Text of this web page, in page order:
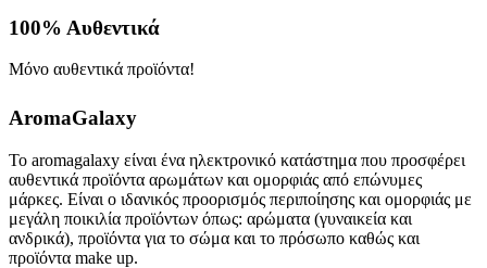
100% Αυθεντικά
Μόνο αυθεντικά προϊόντα!
AromaGalaxy
Το aromagalaxy είναι ένα ηλεκτρονικό κατάστημα που προσφέρει
αυθεντικά προϊόντα αρωμάτων και ομορφιάς από επώνυμες
μάρκες. Είναι ο ιδανικός προορισμός περιποίησης και ομορφιάς με
μεγάλη ποικιλία προϊόντων όπως: αρώματα (γυναικεία και
ανδρικά), προϊόντα για το σώμα και το πρόσωπο καθώς και
προϊόντα make up.